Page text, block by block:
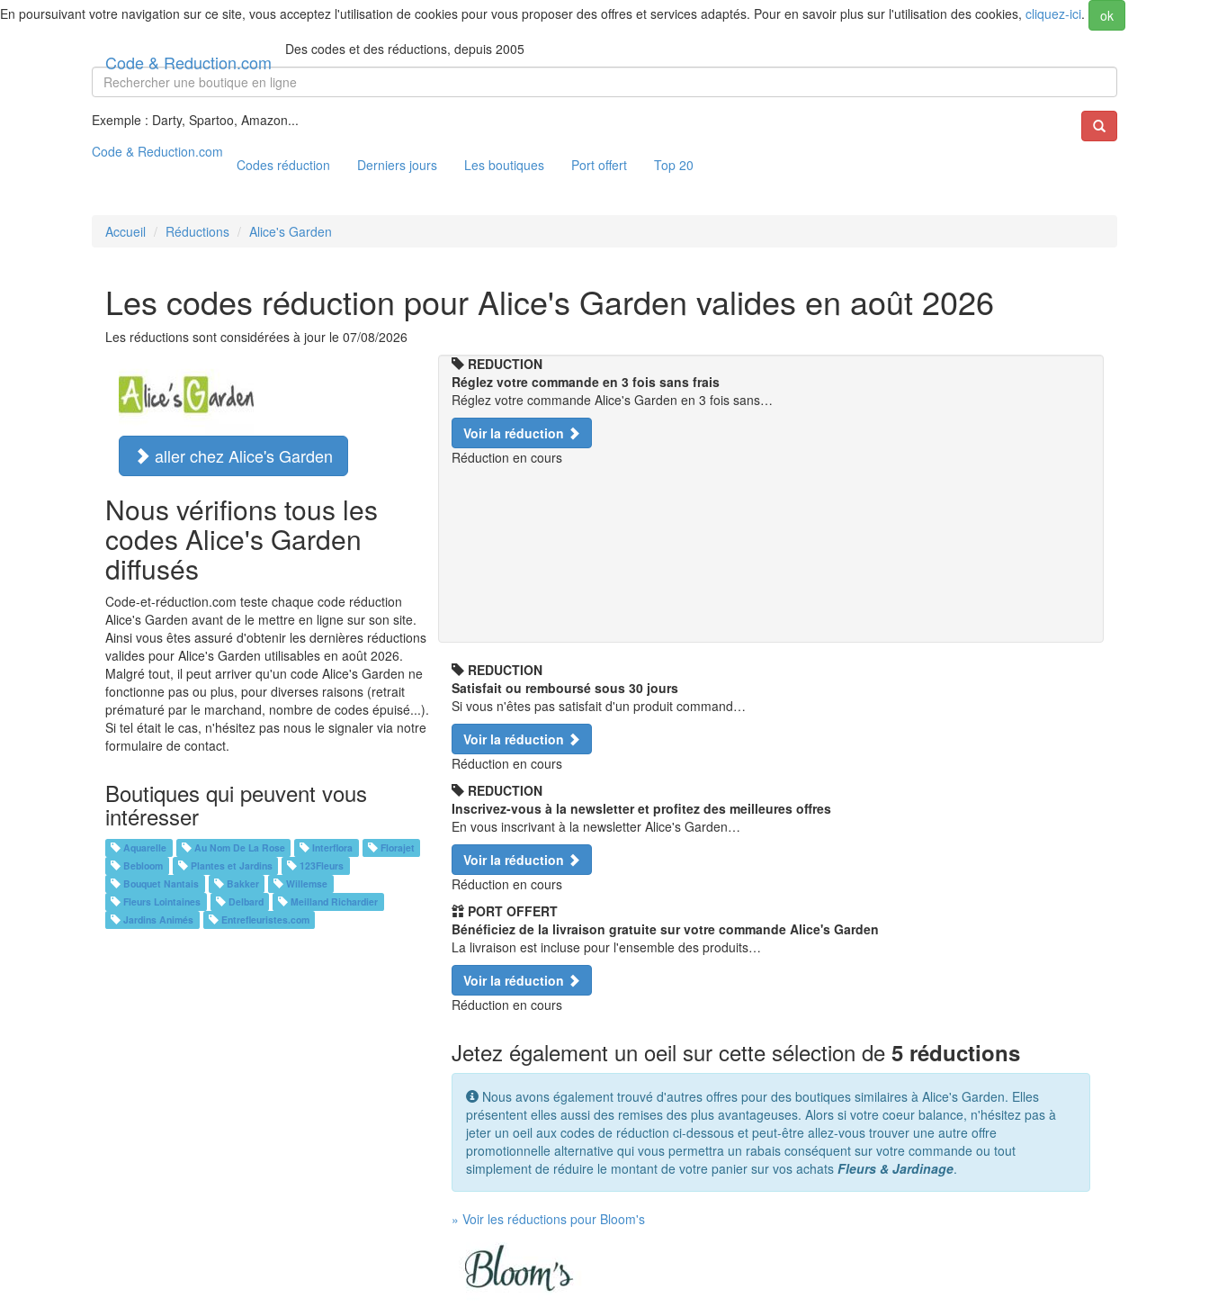
En poursuivant votre navigation sur ce site, vous acceptez l'utilisation de cookies pour vous proposer des offres et services adaptés. Pour en savoir plus sur l'utilisation des cookies, cliquez-ici. ok
Code & Reduction.com
Des codes et des réductions, depuis 2005
Exemple : Darty, Spartoo, Amazon...
Code & Reduction.com
Codes réduction Derniers jours Les boutiques Port offert Top 20
Accueil Réductions Alice's Garden
Les codes réduction pour Alice's Garden valides en août 2026
Les réductions sont considérées à jour le 07/08/2026
aller chez Alice's Garden
Nous vérifions tous les
codes Alice's Garden
diffusés
Code-et-réduction.com teste chaque code réduction
Alice's Garden avant de le mettre en ligne sur son site.
Ainsi vous êtes assuré d'obtenir les dernières réductions
valides pour Alice's Garden utilisables en août 2026.
Malgré tout, il peut arriver qu'un code Alice's Garden ne
fonctionne pas ou plus, pour diverses raisons (retrait
prématuré par le marchand, nombre de codes épuisé...).
Si tel était le cas, n'hésitez pas nous le signaler via notre
formulaire de contact.
Boutiques qui peuvent vous
intéresser
Aquarelle Au Nom De La Rose Interflora
Florajet
Bebloom
Plantes et Jardins
123Fleurs
Bouquet Nantais
Bakker
Willemse
Fleurs Lointaines
Delbard
Meilland Richardier
Jardins Animés
Entrefleuristes.com
REDUCTION
Réglez votre commande en 3 fois sans frais
Réglez votre commande Alice's Garden en 3 fois sans…
Voir la réduction
Réduction en cours
REDUCTION
Satisfait ou remboursé sous 30 jours
Si vous n'êtes pas satisfait d'un produit command…
Voir la réduction
Réduction en cours
REDUCTION
Inscrivez-vous à la newsletter et profitez des meilleures offres
En vous inscrivant à la newsletter Alice's Garden…
Voir la réduction
Réduction en cours
PORT OFFERT
Bénéficiez de la livraison gratuite sur votre commande Alice's Garden
La livraison est incluse pour l'ensemble des produits…
Voir la réduction
Réduction en cours
Jetez également un oeil sur cette sélection de 5 réductions
Nous avons également trouvé d'autres offres pour des boutiques similaires à Alice's Garden. Elles
présentent elles aussi des remises des plus avantageuses. Alors si votre coeur balance, n'hésitez pas à
jeter un oeil aux codes de réduction ci-dessous et peut-être allez-vous trouver une autre offre
promotionnelle alternative qui vous permettra un rabais conséquent sur votre commande ou tout
simplement de réduire le montant de votre panier sur vos achats Fleurs & Jardinage.
» Voir les réductions pour Bloom's